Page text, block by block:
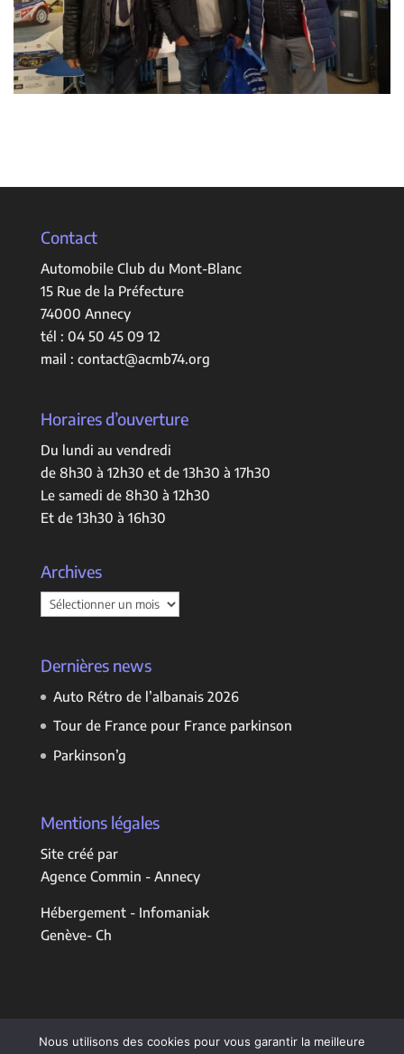
Contact
Automobile Club du Mont-Blanc
15 Rue de la Préfecture
74000 Annecy
tél : 04 50 45 09 12
mail : contact@acmb74.org
Horaires d’ouverture
Du lundi au vendredi
de 8h30 à 12h30 et de 13h30 à 17h30
Le samedi de 8h30 à 12h30
Et de 13h30 à 16h30
Archives
Archives
Dernières news
Auto Rétro de l’albanais 2026
Tour de France pour France parkinson
Parkinson’g
Mentions légales
Site créé par
Agence Commin - Annecy
Hébergement - Infomaniak
Genève- Ch
Nous utilisons des cookies pour vous garantir la meilleure